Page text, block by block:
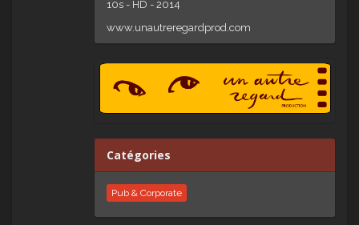
10s - HD - 2014
www.unautreregardprod.com
Catégories
Pub & Corporate